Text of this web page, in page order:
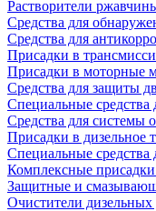
Растворители
Средства для
Средства для
Присадки в
Присадки в моторные
Средства для защиты
Специальныe средства
Средства для системы
Присадки в дизельное
Спeциальные средства
Комплексные
Защитные и
Очистители дизельных